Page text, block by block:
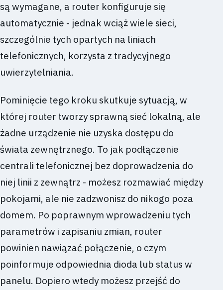
są wymagane, a router konfiguruje się
automatycznie - jednak wciąż wiele sieci,
szczególnie tych opartych na liniach
telefonicznych, korzysta z tradycyjnego
uwierzytelniania.
Pominięcie tego kroku skutkuje sytuacją, w
której router tworzy sprawną sieć lokalną, ale
żadne urządzenie nie uzyska dostępu do
świata zewnętrznego. To jak podłączenie
centrali telefonicznej bez doprowadzenia do
niej linii z zewnątrz - możesz rozmawiać między
pokojami, ale nie zadzwonisz do nikogo poza
domem. Po poprawnym wprowadzeniu tych
parametrów i zapisaniu zmian, router
powinien nawiązać połączenie, o czym
poinformuje odpowiednia dioda lub status w
panelu. Dopiero wtedy możesz przejść do